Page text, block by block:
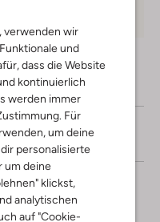
verwenden wir
und
dass die Website
kontinuierlich
werden immer
Für
um deine
personalisierte
um deine
klickst,
analytischen
auf "Cookie-